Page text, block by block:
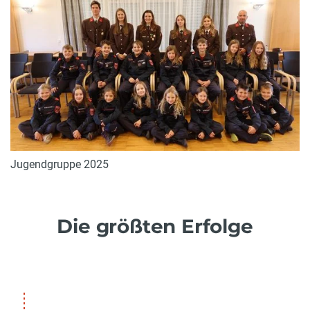
Jugendgruppe 2025
Die größten Erfolge